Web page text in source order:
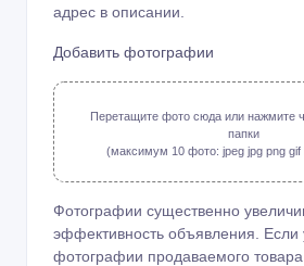
адрес в описании.
Добавить фотографии
Перетащите фото сюда или нажмите
папки
(максимум 10 фото: jpeg jpg png
Фотографии существенно
эффективность объявления. Если
фотографии продаваемого